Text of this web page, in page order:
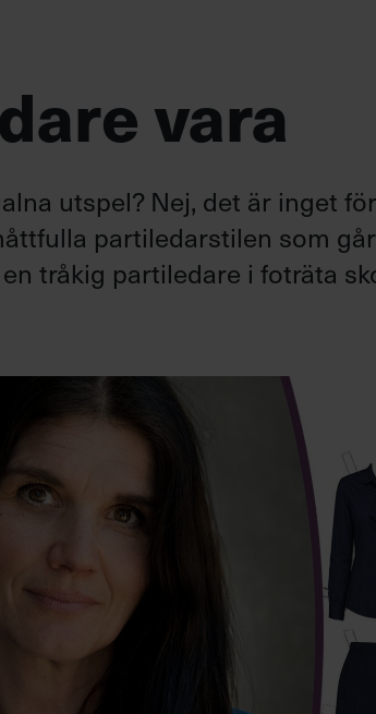
vara
utspel? Nej, det är inget för
partiledarstilen som
tråkig partiledare i foträta